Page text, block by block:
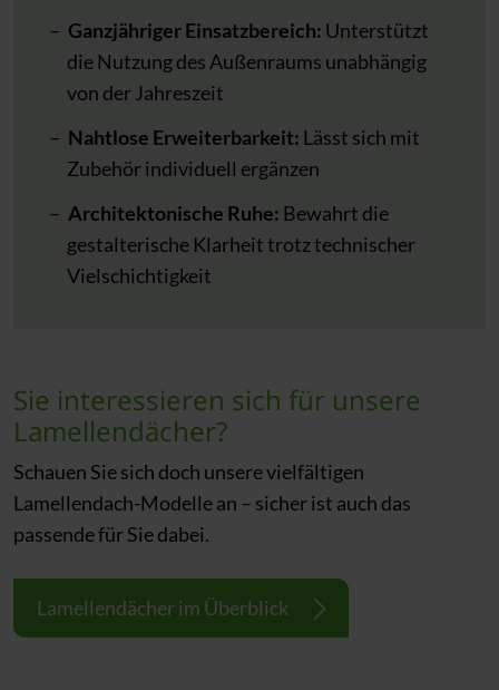
Ganzjähriger Einsatzbereich: Unterstützt
die Nutzung des Außenraums unabhängig
von der Jahreszeit
Nahtlose Erweiterbarkeit: Lässt sich mit
Zubehör individuell ergänzen
Architektonische Ruhe: Bewahrt die
gestalterische Klarheit trotz technischer
Vielschichtigkeit
Sie interessieren sich für unsere
Lamellendächer?
Schauen Sie sich doch unsere vielfältigen
Lamellendach-Modelle an – sicher ist auch das
passende für Sie dabei.
Lamellendächer im Überblick